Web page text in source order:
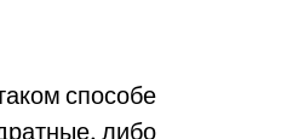
способе
либо